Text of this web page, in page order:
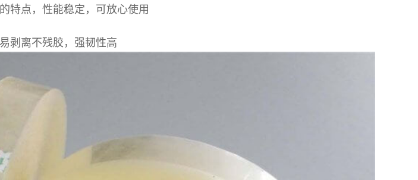
特点，性能稳定，可放心使用
剥离不残胶，强韧性高